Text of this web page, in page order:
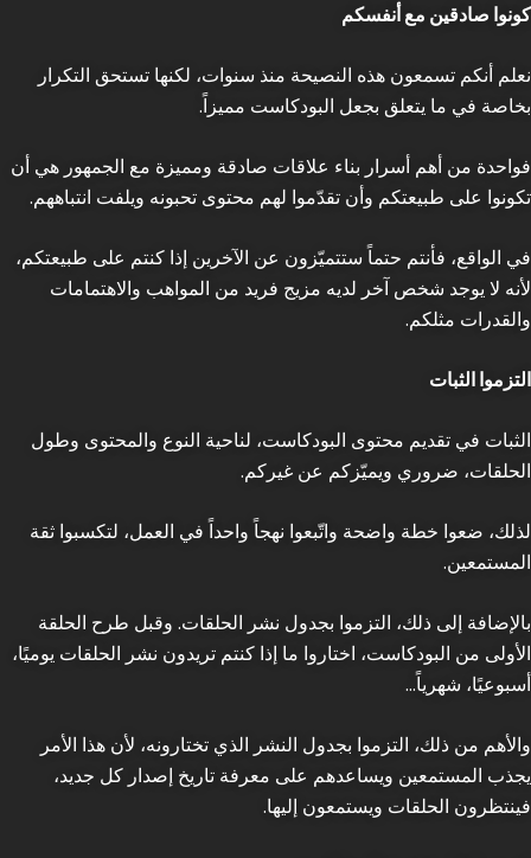
كونوا صادقين مع أنفسكم
نعلم أنكم تسمعون هذه النصيحة منذ سنوات، لكنها تستحق التكرار
بخاصة في ما يتعلق بجعل البودكاست مميزاً.
فواحدة من أهم أسرار بناء علاقات صادقة ومميزة مع الجمهور هي أن
تكونوا على طبيعتكم وأن تقدّموا لهم محتوى تحبونه ويلفت انتباههم.
في الواقع، فأنتم حتماً ستتميّزون عن الآخرين إذا كنتم على طبيعتكم،
لأنه لا يوجد شخص آخر لديه مزيج فريد من المواهب والاهتمامات
والقدرات مثلكم.
التزموا الثبات
الثبات في تقديم محتوى البودكاست، لناحية النوع والمحتوى وطول
الحلقات، ضروري ويميّزكم عن غيركم.
لذلك، ضعوا خطة واضحة واتّبعوا نهجاً واحداً في العمل، لتكسبوا ثقة
المستمعين.
بالإضافة إلى ذلك، التزموا بجدول نشر الحلقات. وقبل طرح الحلقة
الأولى من البودكاست، اختاروا ما إذا كنتم تريدون نشر الحلقات يوميًا،
أسبوعيًا، شهرياً…
والأهم من ذلك، التزموا بجدول النشر الذي تختارونه، لأن هذا الأمر
يجذب المستمعين ويساعدهم على معرفة تاريخ إصدار كل جديد،
فينتظرون الحلقات ويستمعون إليها.